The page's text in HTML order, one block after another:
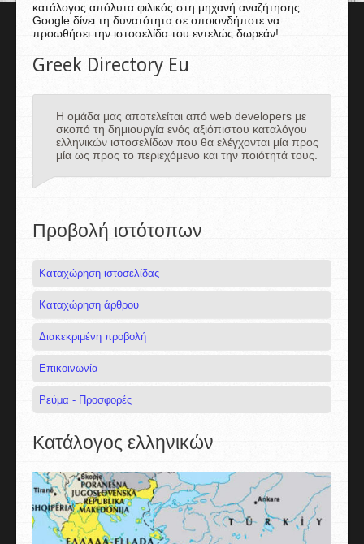
κατάλογος απόλυτα φιλικός στη μηχανή αναζήτησης
Google δίνει τη δυνατότητα σε οποιονδήποτε να
προωθήσει την ιστοσελίδα του εντελώς δωρεάν!
Greek Directory Eu
Η ομάδα μας αποτελείται από web developers με
σκοπό τη δημιουργία ενός αξιόπιστου καταλόγου
ελληνικών ιστοσελίδων που θα ελέγχονται μία προς
μία ως προς το περιεχόμενο και την ποιότητά τους.
Προβολή ιστότοπων
Καταχώρηση ιστοσελίδας
Καταχώρηση άρθρου
Διακεκριμένη προβολή
Επικοινωνία
Ρεύμα - Προσφορές
Κατάλογος ελληνικών